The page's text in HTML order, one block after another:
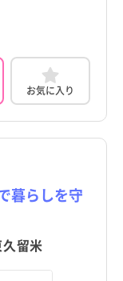
お気に入り
暮らしを守
留米